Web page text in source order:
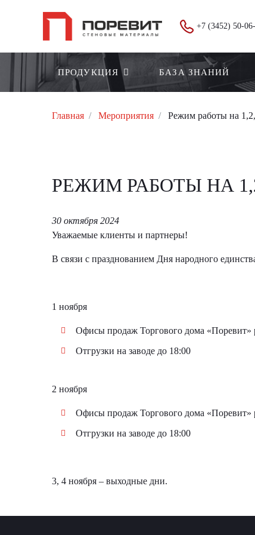
+7 (3452) 50-
ПРОДУКЦИЯ БАЗА ЗНАНИЙ
Главная Мероприятия Режим работы на
РЕЖИМ РАБОТЫ НА
30 октября 2024
Уважаемые клиенты и партнеры!
В связи с празднованием Дня народного
1 ноября
Офисы продаж Торгового дома «Поревит»
Отгрузки на заводе до 18:00
2 ноября
Офисы продаж Торгового дома «Поревит»
Отгрузки на заводе до 18:00
3, 4 ноября – выходные дни.